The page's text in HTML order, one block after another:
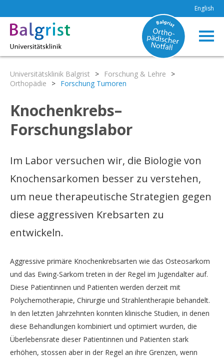
English
Universitätsklinik Balgrist > Forschung & Lehre
>
Orthopädie
> Forschung Tumoren
Knochenkrebs–
Forschungslabor
Im Labor versuchen wir, die Biologie von
Knochensarkomen besser zu verstehen,
um neue therapeutische Strategien gegen
diese aggressiven Krebsarten zu
entwickeln.
Aggressive primäre Knochenkrebsarten wie das Osteosarkom
und das Ewing-Sarkom treten in der Regel im Jugendalter auf.
Diese Patientinnen und Patienten werden derzeit mit
Polychemotherapie, Chirurgie und Strahlentherapie behandelt.
In den letzten Jahrzehnten konnten klinische Studien, in denen
diese Behandlungen kombiniert und optimiert wurden, die
Überlebensrate dieser Patientinnen und Patienten stark
erhöhen, stossen aber in der Regel an ihre Grenzen, wenn